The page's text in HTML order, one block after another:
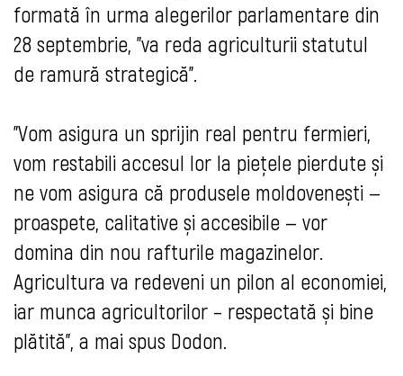
formată în urma alegerilor parlamentare din
28 septembrie, ”va reda agriculturii statutul
de ramură strategică”.
”Vom asigura un sprijin real pentru fermieri,
vom restabili accesul lor la piețele pierdute și
ne vom asigura că produsele moldovenești —
proaspete, calitative și accesibile — vor
domina din nou rafturile magazinelor.
Agricultura va redeveni un pilon al economiei,
iar munca agricultorilor – respectată și bine
plătită”, a mai spus Dodon.